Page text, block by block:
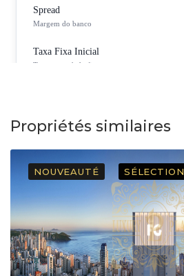
Propriétés similaires
NOUVEAUTÉ SÉLECTION